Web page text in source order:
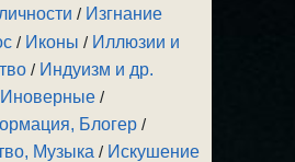
/ Изгнание
/ Иконы / Иллюзии и
/ Индуизм и др.
Иноверные /
Блогер /
Музыка / Искушение